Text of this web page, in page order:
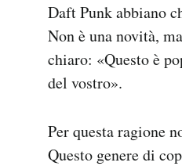
Daft Punk abbiano
Non è una novità,
chiaro: «Questo è
del vostro».
Per questa ragione
Questo genere di